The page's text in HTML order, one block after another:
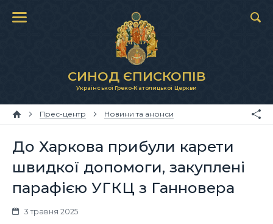
СИНОД ЄПИСКОПІВ
Української Греко-Католицької Церкви
Прес-центр Новини та анонси
До Харкова прибули карети
швидкої допомоги, закуплені
парафією УГКЦ з Ганновера
3 травня 2025